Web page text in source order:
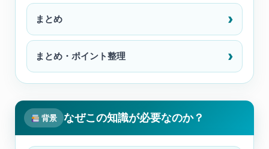
まとめ
まとめ・ポイント整理
背景 なぜこの知識が必要なのか？